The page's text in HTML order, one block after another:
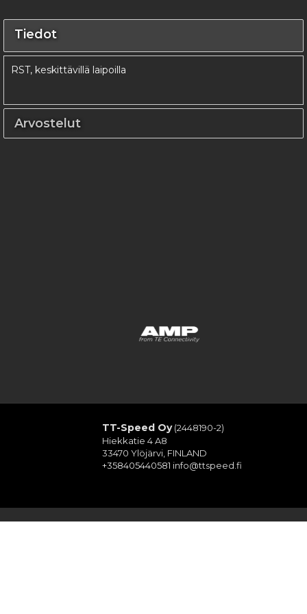
Tiedot
RST, keskittävillä laipoilla
Arvostelut
TT-Speed Oy(2448190-2)
Hiekkatie 4 A8
33470 Ylöjärvi, FINLAND
+358405440581 info@ttspeed.fi